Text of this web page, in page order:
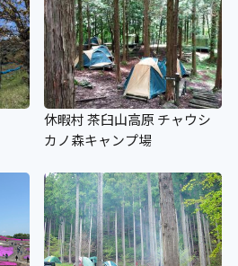
休暇村 茶臼山高原 チャウシ
カノ森キャンプ場